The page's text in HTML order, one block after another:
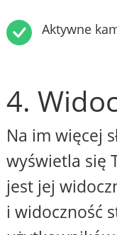
Aktywne
4.
Na im więcej
wyświetla się
jest jej
i widoczność